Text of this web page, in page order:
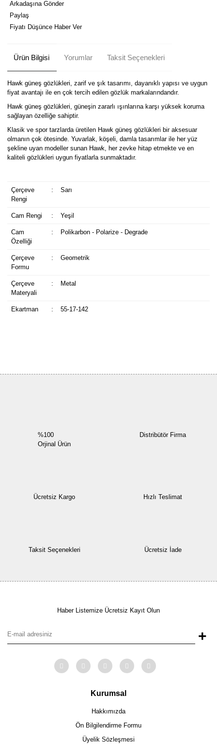
Arkadaşına Gönder
Paylaş
Fiyatı Düşünce Haber Ver
Ürün Bilgisi Yorumlar Taksit Seçenekleri
Hawk güneş gözlükleri, zarif ve şık tasarımı, dayanıklı yapısı ve uygun
fiyat avantajı ile en çok tercih edilen gözlük markalarındandır.
Hawk güneş gözlükleri, güneşin zararlı ışınlarına karşı yüksek koruma
sağlayan özelliğe sahiptir.
Klasik ve spor tarzlarda üretilen Hawk güneş gözlükleri bir aksesuar
olmanın çok ötesinde. Yuvarlak, köşeli, damla tasarımlar ile her yüz
şekline uyan modeller sunan Hawk, her zevke hitap etmekte ve en
kaliteli gözlükleri uygun fiyatlarla sunmaktadır.
Çerçeve
Rengi
: Sarı
Cam Rengi : Yeşil
Cam
Özelliği
: Polikarbon - Polarize - Degrade
Çerçeve
Formu
: Geometrik
Çerçeve
Materyali
: Metal
Ekartman : 55-17-142
%100
Orjinal Ürün
Distribütör Firma
Ücretsiz Kargo Hızlı Teslimat
Taksit Seçenekleri Ücretsiz İade
Haber Listemize Ücretsiz Kayıt Olun
+
Kurumsal
Hakkımızda
Ön Bilgilendirme Formu
Üyelik Sözleşmesi